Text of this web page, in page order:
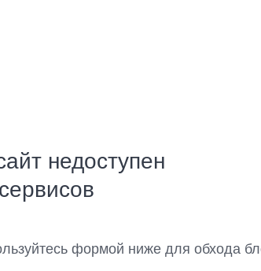
недоступен
формой ниже для обхода